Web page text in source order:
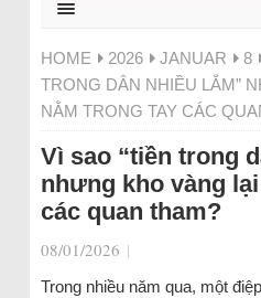
HOME 2026 JANUAR 8
TRONG DÂN NHIỀU LẮM”
NẰM TRONG TAY CÁC
Vì sao “tiền trong
nhưng kho vàng
các quan tham?
08/01/2026 |
Trong nhiều năm qua, một